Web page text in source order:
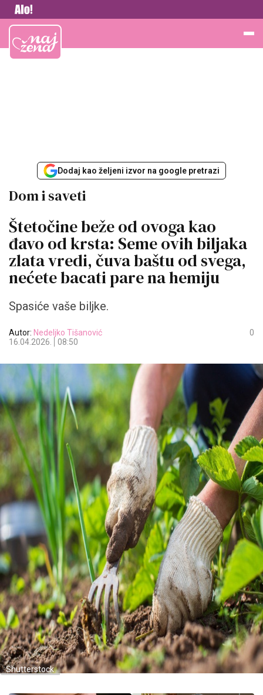
Vesti
Najžena
Dodaj kao željeni izvor na google pretrazi
Dom i saveti
Štetočine beže od ovoga kao
đavo od krsta: Seme ovih biljaka
zlata vredi, čuva baštu od svega,
nećete bacati pare na hemiju
Spasiće vaše biljke.
Autor: Nedeljko Tišanović
16.04.2026.
08:50
0
Shutterstock